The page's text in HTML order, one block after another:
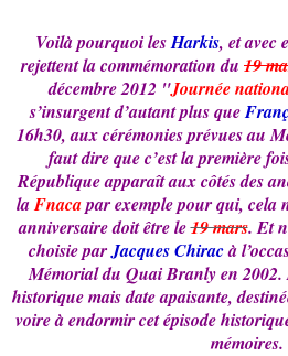
Voilà pourquoi lesHarkis, et avec
rejettent la commémoration du 19
décembre 2012 "Journée
s’insurgent d’autant plus que
16h30, aux cérémonies prévues au
faut dire que c’est la première
République apparaît aux côtés des
laFnacapar exemple pour qui, cela
anniversaire doit être le19 mars. Et
choisie parJacques Chiracà
Mémorial du Quai Branly en 2002.
historique mais date apaisante,
voire à endormir cet épisode
mémoires.